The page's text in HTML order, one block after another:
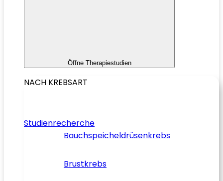
Öffne Therapiestudien
NACH KREBSART
Studienrecherche
Bauchspeicheldrüsenkrebs
Brustkrebs